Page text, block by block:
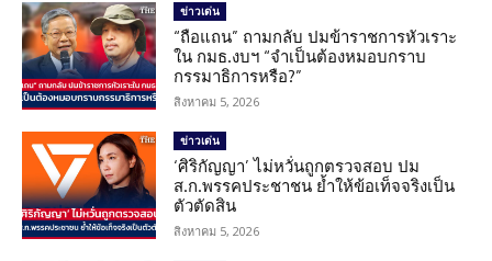
ข่าวเด่น
“ถือแถน” ถามกลับ ปมข้าราชการหัวเราะ
ใน กมธ.งบฯ “จำเป็นต้องหมอบกราบ
กรรมาธิการหรือ?”
สิงหาคม 5, 2026
ข่าวเด่น
‘ศิริกัญญา’ ไม่หวั่นถูกตรวจสอบ ปม
ส.ก.พรรคประชาชน ย้ำให้ข้อเท็จจริงเป็น
ตัวตัดสิน
สิงหาคม 5, 2026